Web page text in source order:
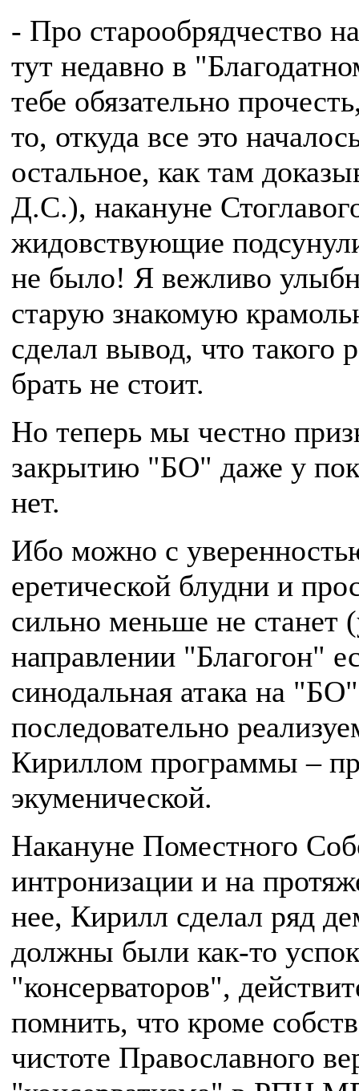
- Про старообрядчество
тут недавно в
тебе обязательно
то, откуда все это
остальное, как там
Д.С.), накануне
жидовствующие
не было! Я вежливо
старую знакомую
сделал вывод, что такого
брать не стоит.
Но теперь мы честно
закрытию "БО" даже у
нет.
Ибо можно с
еретической блудни и
сильно меньше не станет
направлении "Благогон"
синодальная атака на
последовательно
Кириллом программы –
экуменической.
Накануне Поместного
интронизации и на
нее, Кирилл сделал ряд
должны были как-то
"консерваторов",
помнить, что кроме
чистоте Православного